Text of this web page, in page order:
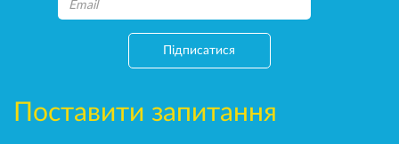
Підписатися
Поставити запитання